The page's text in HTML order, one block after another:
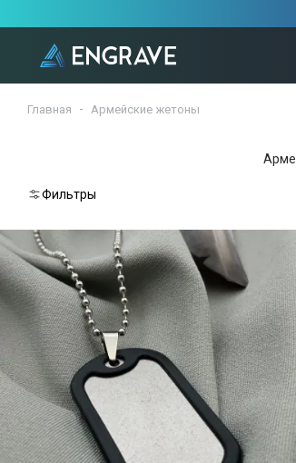
Главная Армейские жетоны
Фильтры
Сбросить
Выберите
подкатегорию
C лазерной гравировкой
C эмбоссированием (тиснением)
Стандарт ДСНС